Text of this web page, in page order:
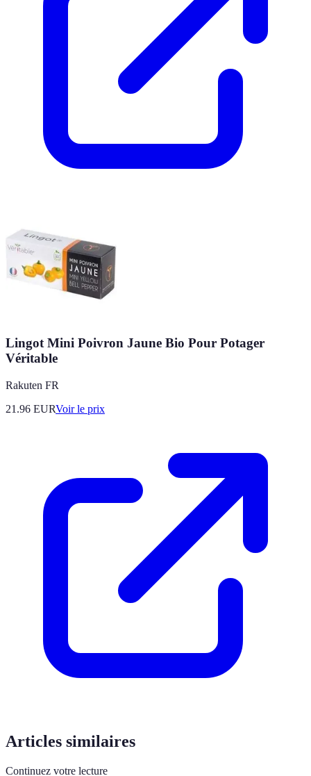
Lingot Mini Poivron Jaune Bio Pour Potager
Véritable
Rakuten FR
21.96 EURVoir le prix
Articles similaires
Continuez votre lecture